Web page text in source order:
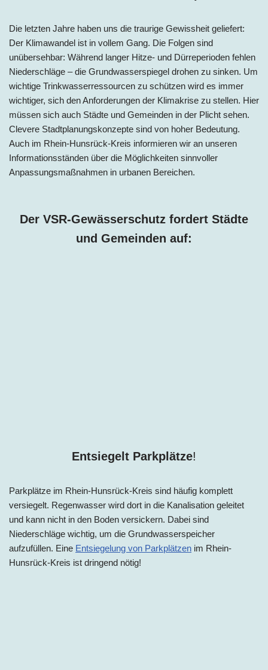
Die letzten Jahre haben uns die traurige Gewissheit geliefert:
Der Klimawandel ist in vollem Gang. Die Folgen sind
unübersehbar: Während langer Hitze- und Dürreperioden fehlen
Niederschläge – die Grundwasserspiegel drohen zu sinken. Um
wichtige Trinkwasserressourcen zu schützen wird es immer
wichtiger, sich den Anforderungen der Klimakrise zu stellen. Hier
müssen sich auch Städte und Gemeinden in der Plicht sehen.
Clevere Stadtplanungskonzepte sind von hoher Bedeutung.
Auch im Rhein-Hunsrück-Kreis informieren wir an unseren
Informationsständen über die Möglichkeiten sinnvoller
Anpassungsmaßnahmen in urbanen Bereichen.
Der VSR-Gewässerschutz fordert Städte
und Gemeinden auf:
Entsiegelt Parkplätze!
Parkplätze im Rhein-Hunsrück-Kreis sind häufig komplett
versiegelt. Regenwasser wird dort in die Kanalisation geleitet
und kann nicht in den Boden versickern. Dabei sind
Niederschläge wichtig, um die Grundwasserspeicher
aufzufüllen. Eine Entsiegelung von Parkplätzen im Rhein-
Hunsrück-Kreis ist dringend nötig!